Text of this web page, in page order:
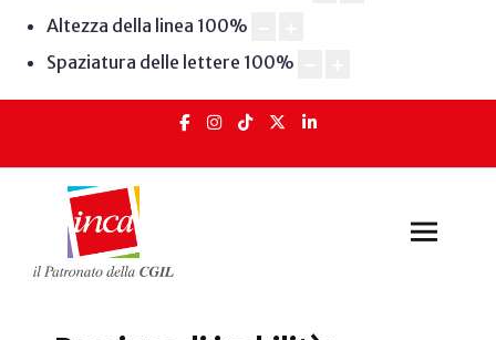
Altezza della linea 100%
Spaziatura delle lettere 100%